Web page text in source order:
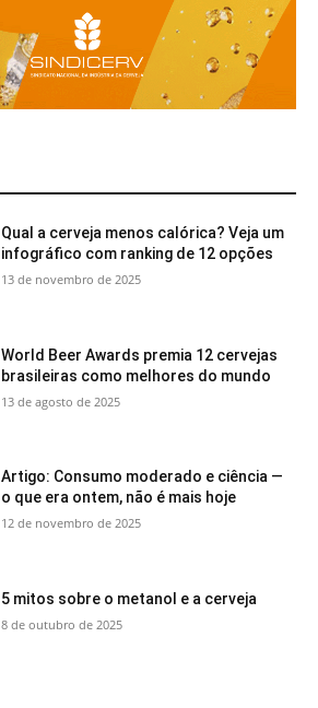
Qual a cerveja menos calórica? Veja um
infográfico com ranking de 12 opções
13 de novembro de 2025
World Beer Awards premia 12 cervejas
brasileiras como melhores do mundo
13 de agosto de 2025
Artigo: Consumo moderado e ciência —
o que era ontem, não é mais hoje
12 de novembro de 2025
5 mitos sobre o metanol e a cerveja
8 de outubro de 2025